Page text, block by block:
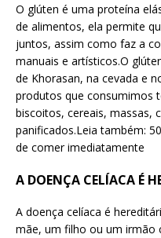
O glúten é uma proteína
de alimentos, ela permite
juntos, assim como faz a
manuais e artísticos.O
de Khorasan, na cevada e
produtos que consumimos
biscoitos, cereais, massas,
panificados.Leia também:
de comer imediatamente
A DOENÇA CELÍACA É
A doença celíaca é
mãe, um filho ou um irmão